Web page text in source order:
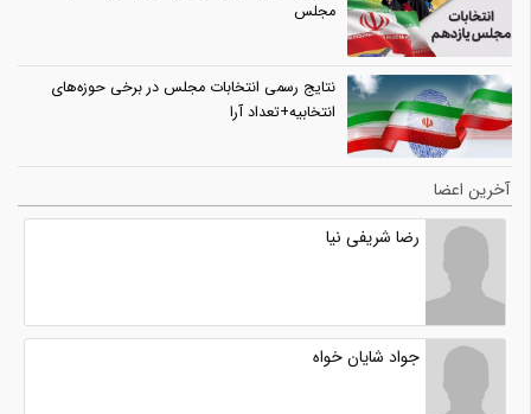
مجلس
نتایج رسمی انتخابات مجلس در برخی حوزه‌های
انتخابیه+تعداد آرا
آخرین اعضا
رضا شریفی نیا
جواد شایان خواه